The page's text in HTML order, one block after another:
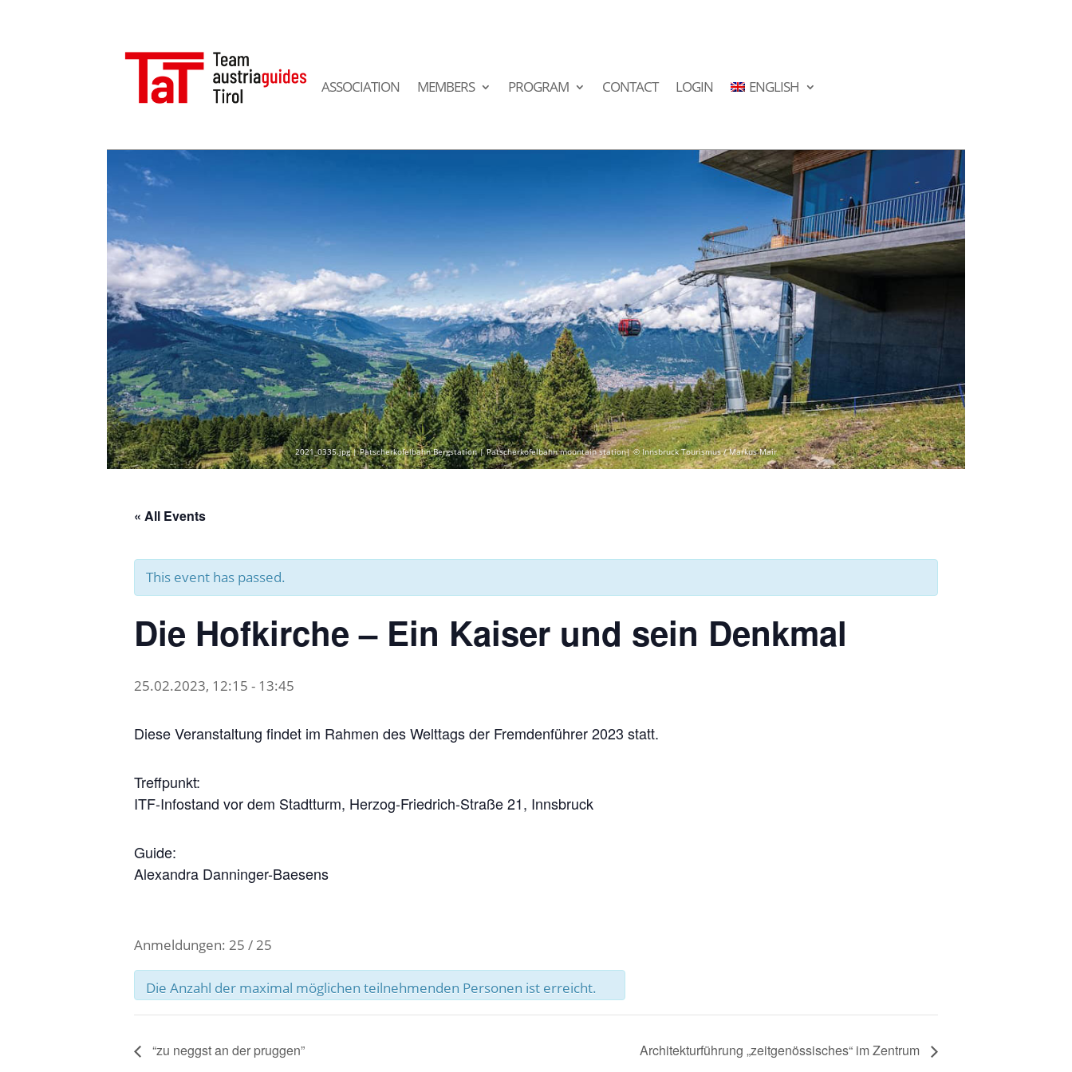
ASSOCIATION MEMBERS PROGRAM CONTACT LOGIN ENGLISH
2021_0335.jpg | Patscherkofelbahn Bergstation | Patscherkofelbahn mountain station| © Innsbruck Tourismus / Markus Mair
« All Events
This event has passed.
Die Hofkirche – Ein Kaiser und sein Denkmal
25.02.2023, 12:15 - 13:45
Diese Veranstaltung findet im Rahmen des Welttags der Fremdenführer 2023 statt.
Treffpunkt:
ITF-Infostand vor dem Stadtturm, Herzog-Friedrich-Straße 21, Innsbruck
Guide:
Alexandra Danninger-Baesens
Anmeldungen: 25 / 25
Die Anzahl der maximal möglichen teilnehmenden Personen ist erreicht.
“zu neggst an der pruggen” Architekturführung „zeitgenössisches“ im Zentrum